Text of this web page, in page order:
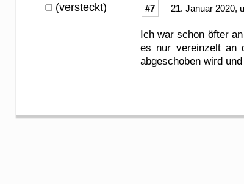
(versteckt) #7 21. Januar 2020,
Ich war schon öfter
es nur vereinzelt an
abgeschoben wird